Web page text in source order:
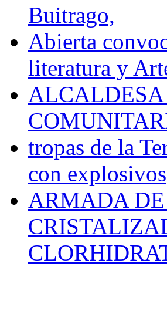
Buitrago,
Abierta
literatura y
tropas de la
con explosivos
ARMADA